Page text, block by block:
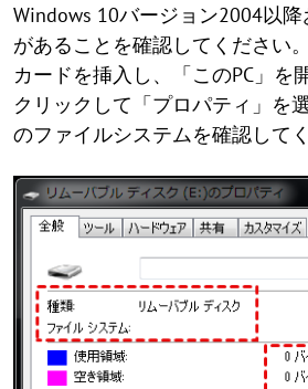
Windows 10バージョン2004以
があることを確認してください
カードを挿入し、「このPC」を
クリックして「プロパティ」を
のファイルシステムを確認してく